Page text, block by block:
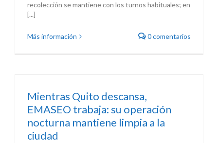
recolección se mantiene con los turnos habituales; en
[...]
Más información 0 comentarios
Mientras Quito descansa,
EMASEO trabaja: su operación
nocturna mantiene limpia a la
ciudad